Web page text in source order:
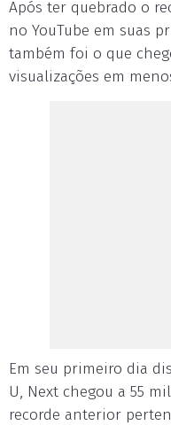
Após ter quebrado o
no YouTube em suas
também foi o que
visualizações em
Em seu primeiro dia
U, Next chegou a 55
recorde anterior